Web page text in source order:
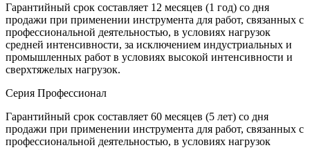
Гарантийный срок составляет 12 месяцев (1 год) со дня
продажи при применении инструмента для работ, связанных с
профессиональной деятельностью, в условиях нагрузок
средней интенсивности, за исключением индустриальных и
промышленных работ в условиях высокой интенсивности и
сверхтяжелых нагрузок.
Серия Профессионал
Гарантийный срок составляет 60 месяцев (5 лет) со дня
продажи при применении инструмента для работ, связанных с
профессиональной деятельностью, в условиях нагрузок